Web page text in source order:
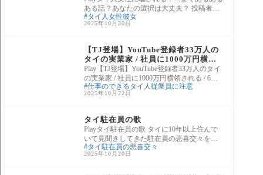
ある話？あなたの選択は大丈夫？ 投稿者の
コメントや動画の個人的感想や評価： いく
ら純
タイ人女性彼女
2025年10月30日
【TJ登場】YouTube登録者33万人の
タイの実業家 / 社員に1000万円横領
される / 6年付き合った彼女に振られ
る
Play【TJ登場】YouTube登録者33万人のタイ
の実業家 / 社員に1000万円横領される / 6年
付き合った彼女に振られる 運営者プロフィ
ール：高校
仕事のできるタイ人従業員に注意
2025年10月22日
タイ駐在員の歌
Playタイ駐在員の歌 タイに10年以上住んで
いて見聞きしてきた駐在員の悲喜交々をフ
ルAIでMVにしてみたらどうなる？というの
を試して
タイ駐在員の悲喜交々
2025年10月20日